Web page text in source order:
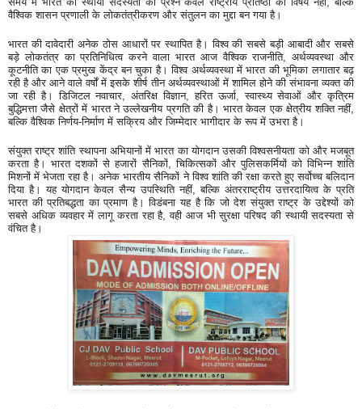
वैश्विक शासन प्रणाली के लोकतंत्रीकरण और संतुलन का मुद्दा बन गया है।
भारत की दावेदारी अनेक ठोस आधारों पर स्थापित है। विश्व की सबसे बड़ी आबादी और सबसे
बड़े लोकतंत्र का प्रतिनिधित्व करने वाला भारत आज वैश्विक राजनीति, अर्थव्यवस्था और
कूटनीति का एक प्रमुख केंद्र बन चुका है। विश्व अर्थव्यवस्था में भारत की भूमिका लगातार बढ़
रही है और आने वाले वर्षों में इसके शीर्ष तीन अर्थव्यवस्थाओं में शामिल होने की संभावना व्यक्त की
जा रही है। डिजिटल नवाचार, अंतरिक्ष विज्ञान, हरित ऊर्जा, स्वास्थ्य सेवाओं और कृत्रिम
बुद्धिमत्ता जैसे क्षेत्रों में भारत ने उल्लेखनीय प्रगति की है। भारत केवल एक क्षेत्रीय शक्ति नहीं,
बल्कि वैश्विक निर्णय-निर्माण में सक्रिय और जिम्मेदार भागीदार के रूप में उभरा है।
संयुक्त राष्ट्र शांति स्थापना अभियानों में भारत का योगदान उसकी विश्वसनीयता को और मजबूत
करता है। भारत दशकों से हजारों सैनिकों, चिकित्सकों और पुलिसकर्मियों को विभिन्न शांति
मिशनों में भेजता रहा है। अनेक भारतीय सैनिकों ने विश्व शांति की रक्षा करते हुए सर्वोच्च बलिदान
दिया है। यह योगदान केवल सैन्य उपस्थिति नहीं, बल्कि अंतरराष्ट्रीय उत्तरदायित्व के प्रति
भारत की प्रतिबद्धता का प्रमाण है। विडंबना यह है कि जो देश संयुक्त राष्ट्र के उद्देश्यों को
सबसे अधिक व्यवहार में लागू करता रहा है, वही आज भी सुरक्षा परिषद की स्थायी सदस्यता से
वंचित है।